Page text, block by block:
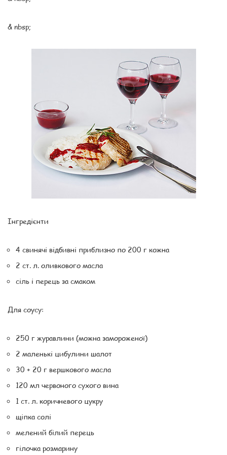
& nbsp;
Інгредієнти
4 свинячі відбивні приблизно по 200 г кожна
2 ст. л. оливкового масла
сіль і перець за смаком
Для соусу:
250 г журавлини (можна замороженої)
2 маленькі цибулини шалот
30 + 20 г вершкового масла
120 мл червоного сухого вина
1 ст. л. коричневого цукру
щіпка солі
мелений білий перець
гілочка розмарину